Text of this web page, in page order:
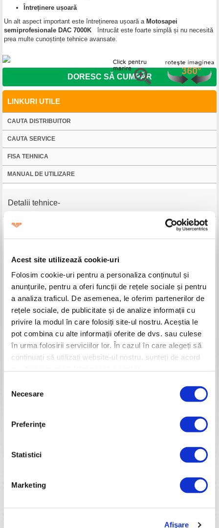
Acest site utilizează cookie-uri
Folosim cookie-uri pentru a personaliza conținutul și
anunțurile, pentru a oferi funcții de rețele sociale și pentru
a analiza traficul. De asemenea, le oferim partenerilor de
rețele sociale, de publicitate și de analize informații cu
privire la modul în care folosiți site-ul nostru. Aceștia le
pot combina cu alte informații oferite de dvs. sau culese
în urma folosirii serviciilor lor. În cazul în care alegeți să
continuați să utilizați website-ul nostru, sunteți de acord
consimțământului
Necesare
Preferinţe
Statistici
Marketing
Afişare
Întreținere ușoară
Un alt aspect important este întreținerea ușoară a Motosapei
semiprofesionale DAC 7000K
întrucât este foarte simplă și nu necesită
prea multe cunoștințe tehnice avansate.
DORESC SĂ CUMPĂR
LINKURI UTILE
CAUTA DISTRIBUITOR
CAUTA SERVICE
FISA TEHNICA
MANUAL DE UTILIZARE
Detalii tehnice
DAC 7000K
Motor
General Engine
Putere motor
Sistem de aprindere
Electronic
Pornire
Manuală
Sistem iluminat
Transmisie
Curea, lanţ şi pinioane
Carcasă transmisie
Aluminiu
Acționare cabluri
Mecanică
Viteze
2 înainte + 1 înapoi
Lățime de lucru
560-830 mm
Combustibil
Benzină fără plumb
Consum mediu carb.
1 l/h
0.6l
600-1000 mp/h
Greutate
80 kg